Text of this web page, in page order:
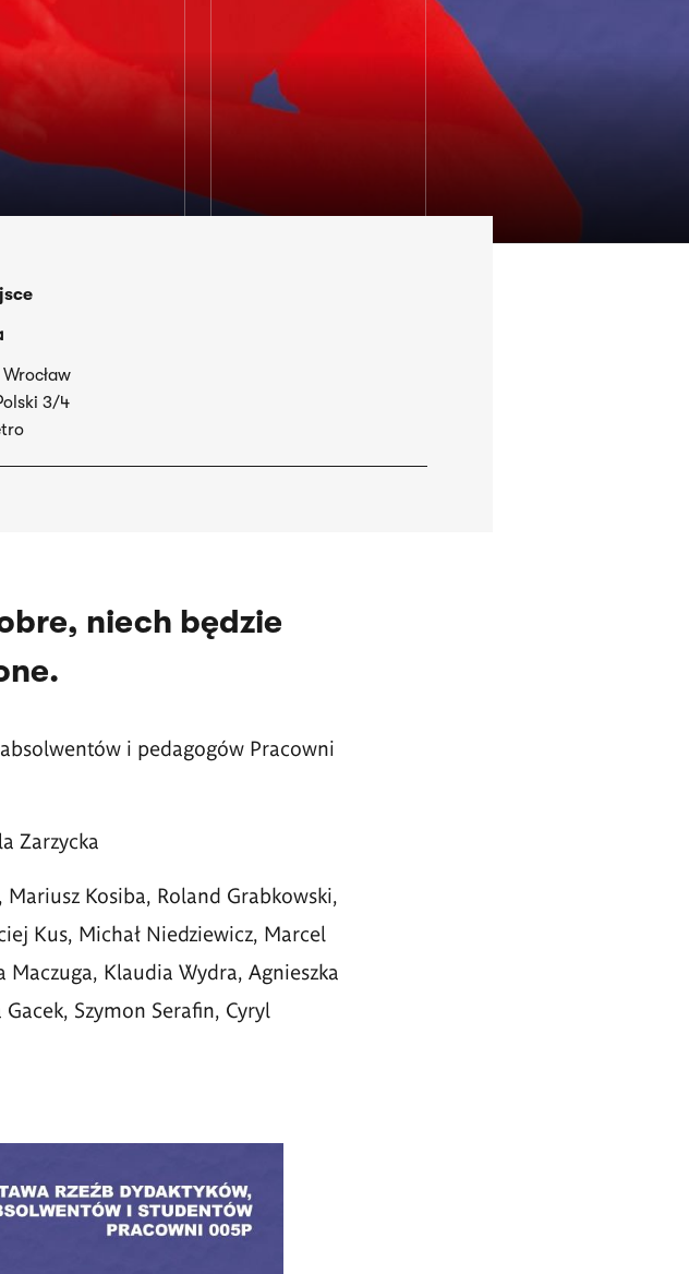
Wrocław
3/4
niech będzie
i pedagogów Pracowni
Zarzycka
Kosiba, Roland Grabkowski,
Kus, Michał Niedziewicz, Marcel
Klaudia Wydra, Agnieszka
Szymon Serafin, Cyryl